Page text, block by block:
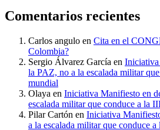
Comentarios recientes
Carlos angulo en Cita en el
Colombia?
Sergio Álvarez García en Iniciativa
la PAZ, no a la escalada militar
mundial
Olaya en Iniciativa Manifiesto en
escalada militar que conduce a la
Pilar Cartón en Iniciativa
a la escalada militar que conduce